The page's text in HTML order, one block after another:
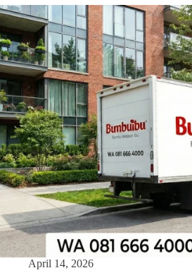
April 14, 2026